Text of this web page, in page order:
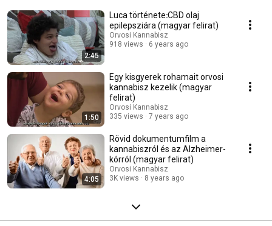
2:45
Luca története׃ CBD olaj
epilepsziára (magyar felirat)
Orvosi Kannabisz
918 views
6 years ago
1:50
Egy kisgyerek rohamait orvosi
kannabisz kezelik (magyar
felirat)
Orvosi Kannabisz
335 views
7 years ago
4:05
Rövid dokumentumfilm a
kannabiszról és az Alzheimer-
kórról (magyar felirat)
Orvosi Kannabisz
3K views
8 years ago